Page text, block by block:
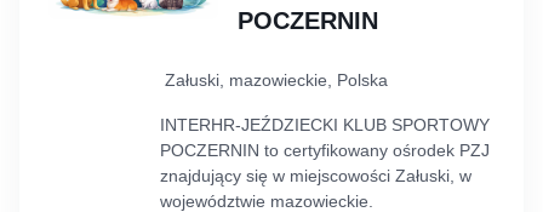
POCZERNIN
Załuski, mazowieckie, Polska
INTERHR-JEŹDZIECKI KLUB SPORTOWY
POCZERNIN to certyfikowany ośrodek PZJ
znajdujący się w miejscowości Załuski, w
województwie mazowieckie.